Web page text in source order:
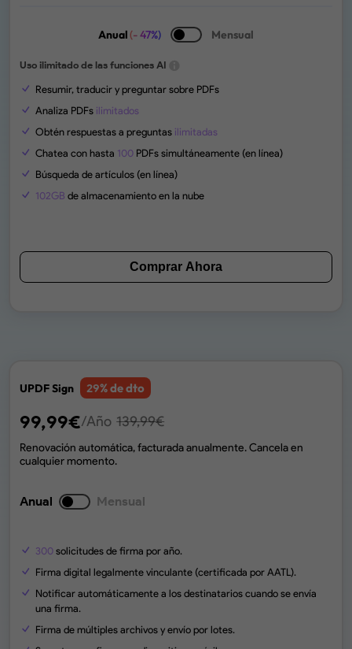
Anual(- 47%) Mensual
Uso ilimitado de las funciones AI
Resumir, traducir y preguntar sobre PDFs
Analiza PDFs ilimitados
Obtén respuestas a preguntas ilimitadas
Chatea con hasta 100 PDFs simultáneamente (en línea)
Búsqueda de artículos (en línea)
102GB de almacenamiento en la nube
Comprar Ahora
UPDF Sign 29% de dto
99,99€/Año 139,99€
Renovación automática, facturada anualmente. Cancela en
cualquier momento.
Anual Mensual
300 solicitudes de firma por año.
Firma digital legalmente vinculante (certificada por AATL).
Notificar automáticamente a los destinatarios cuando se envía
una firma.
Firma de múltiples archivos y envío por lotes.